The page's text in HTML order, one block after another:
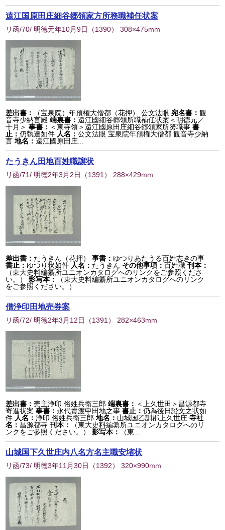
遠江国原田庄細谷郷領家方所務職補任状案
リ函/70/ 明徳元年10月9日 （1390） 308×475mm
差出書： （宝泉院）年預権大僧都（花押） 公文法眼 宛名書：観
音寺少納言殿 端裏書：遠江國細谷郷領所職補任状案＜明徳元／
十月＞ 事書： ＜東寺領＞遠江國原田庄細谷郷領家所努職事 書
止：仍執達如件 人名：公文法眼 宝泉院年預権大僧都 観音寺少納
言 地名：遠江國原田庄...
たうきん田地百姓職譲状
リ函/71/ 明徳2年3月2日 （1391 ） 288×429mm
差出書： たうきん（花押） 事書： ゆつりあたうる百姓志きの事
書止： ゆつり状如件 人名： たうきん その他事項：百姓職 刊本：
（東大史料編纂所ユニオンカタログへのリンクをご参照くださ
い。）
影写本：
（東大史料編纂所ユニオンカタログへのリンク
をご参照ください。）
僧浄印田地売券案
リ函/72/ 明徳2年3月12日 （1391 ） 282×463mm
差出書：売主浄印 俗姓兵衛三郎 端裏書： ＜上久世田＞昌源都寺
寄進状案 事書： 永代賣渡申田地之事 書止：仍為後日證文之状如
件 人名：浄印 俗姓兵衛三郎 地名： 山城国乙訓郡上久世庄 寺社
名： 昌源都寺 刊本：
（東大史料編纂所ユニオンカタログへのリ
ンクをご参照ください。）
影写本： （東...
山城国下久世庄内八名方名主職安堵状
リ函/73/ 明徳3年11月30日 （1392） 320×990mm